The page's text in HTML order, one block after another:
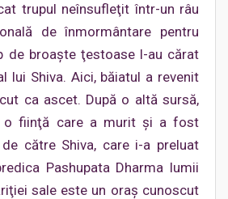
trupul neînsufleţit într-un râu
de înmormântare pentru
de broaşte ţestoase l-au cărat
lui Shiva. Aici, băiatul a revenit
ca ascet. După o altă sursă,
o fiinţă care a murit şi a fost
către Shiva, care i-a preluat
Pashupata Dharma lumii
sale este un oraş cunoscut